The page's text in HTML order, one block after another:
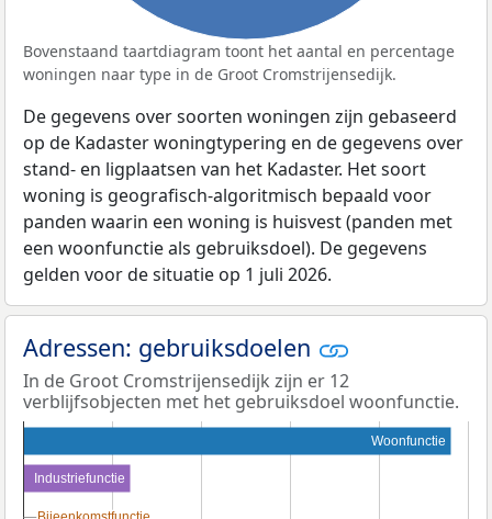
Bovenstaand taartdiagram toont het aantal en percentage
woningen naar type in de Groot Cromstrijensedijk.
De gegevens over soorten woningen zijn gebaseerd
op de Kadaster woningtypering en de gegevens over
stand- en ligplaatsen van het Kadaster. Het soort
woning is geografisch-algoritmisch bepaald voor
panden waarin een woning is huisvest (panden met
een woonfunctie als gebruiksdoel). De gegevens
gelden voor de situatie op 1 juli 2026.
Adressen: gebruiksdoelen
In de Groot Cromstrijensedijk zijn er 12
verblijfsobjecten met het gebruiksdoel woonfunctie.
Woonfunctie
Industriefunctie